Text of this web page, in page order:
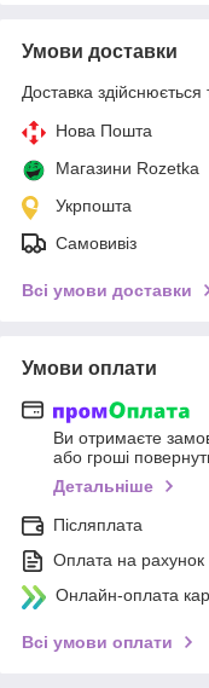
Умови доставки
Доставка здійснюється
Нова Пошта
Магазини Rozetka
Укрпошта
Самовивіз
Всі умови доставки
Умови оплати
Ви отримаєте
або гроші
Детальніше
Післяплата
Оплата на рахунок
Онлайн-оплата
Всі умови оплати